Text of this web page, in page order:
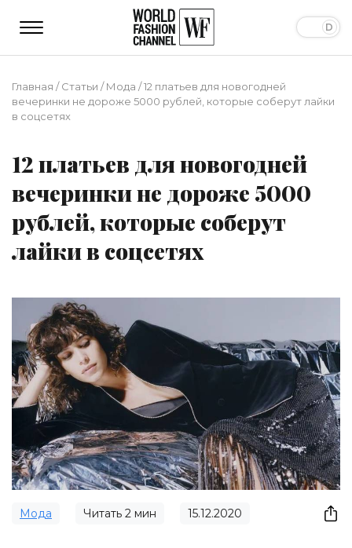
Главная /Статьи /Мода /12 платьев для новогодней
вечеринки не дороже 5000 рублей, которые соберут лайки
в соцсетях
12 платьев для новогодней
вечеринки не дороже 5000
рублей, которые соберут
лайки в соцсетях
Мода Читать 2 мин 15.12.2020